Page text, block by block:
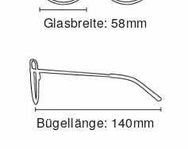
Glasbreite: 58mm
Bügellänge: 140mm